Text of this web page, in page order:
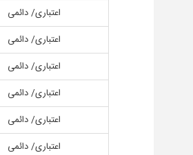
اعتباری/ دائمی
اعتباری/ دائمی
اعتباری/ دائمی
اعتباری/ دائمی
اعتباری/ دائمی
اعتباری/ دائمی